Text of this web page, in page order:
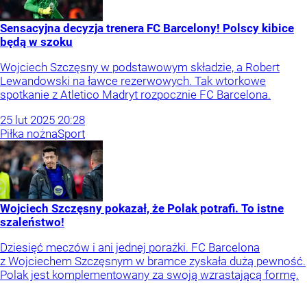
Sensacyjna decyzja trenera FC Barcelony! Polscy kibice
będą w szoku
Wojciech Szczęsny w podstawowym składzie, a Robert
Lewandowski na ławce rezerwowych. Tak wtorkowe
spotkanie z Atletico Madryt rozpocznie FC Barcelona.
25 lut 2025 20:28
Piłka nożnaSport
Wojciech Szczęsny pokazał, że Polak potrafi. To istne
szaleństwo!
Dziesięć meczów i ani jednej porażki. FC Barcelona
z Wojciechem Szczęsnym w bramce zyskała dużą pewność.
Polak jest komplementowany za swoją wzrastającą formę.